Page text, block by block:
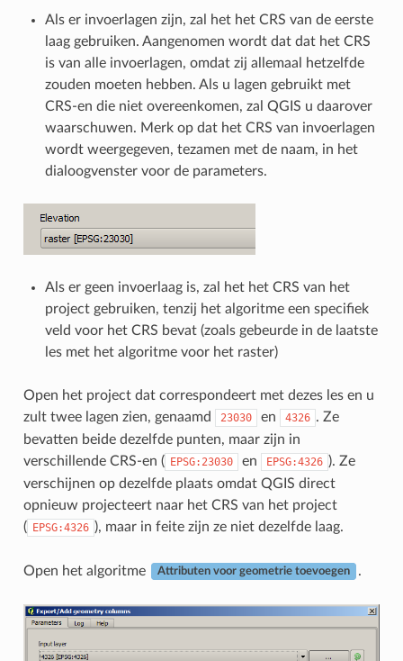
Als er invoerlagen zijn, zal het het CRS van de eerste
laag gebruiken. Aangenomen wordt dat dat het CRS
is van alle invoerlagen, omdat zij allemaal hetzelfde
zouden moeten hebben. Als u lagen gebruikt met
CRS-en die niet overeenkomen, zal QGIS u daarover
waarschuwen. Merk op dat het CRS van invoerlagen
wordt weergegeven, tezamen met de naam, in het
dialoogvenster voor de parameters.
Als er geen invoerlaag is, zal het het CRS van het
project gebruiken, tenzij het algoritme een specifiek
veld voor het CRS bevat (zoals gebeurde in de laatste
les met het algoritme voor het raster)
Open het project dat correspondeert met dezes les en u
zult twee lagen zien, genaamd
23030 en 4326 . Ze
bevatten beide dezelfde punten, maar zijn in
verschillende CRS-en ( EPSG:23030 en EPSG:4326 ). Ze
verschijnen op dezelfde plaats omdat QGIS direct
opnieuw projecteert naar het CRS van het project
( EPSG:4326 ), maar in feite zijn ze niet dezelfde laag.
Open het algoritme Attributen voor geometrie toevoegen .